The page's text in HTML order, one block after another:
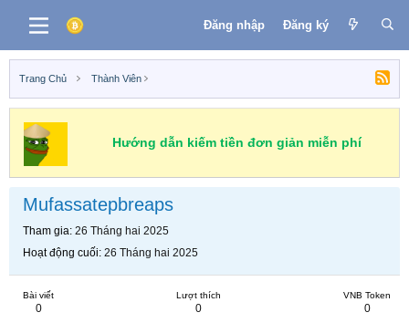
Đăng nhập Đăng ký
Trang Chủ Thành Viên
Hướng dẫn kiếm tiền đơn giản miễn phí
Mufassatepbreaps
Tham gia 26 Tháng hai 2025
Hoạt động cuối 26 Tháng hai 2025
Bài viết
0
Lượt thích
0
VNB Token
0